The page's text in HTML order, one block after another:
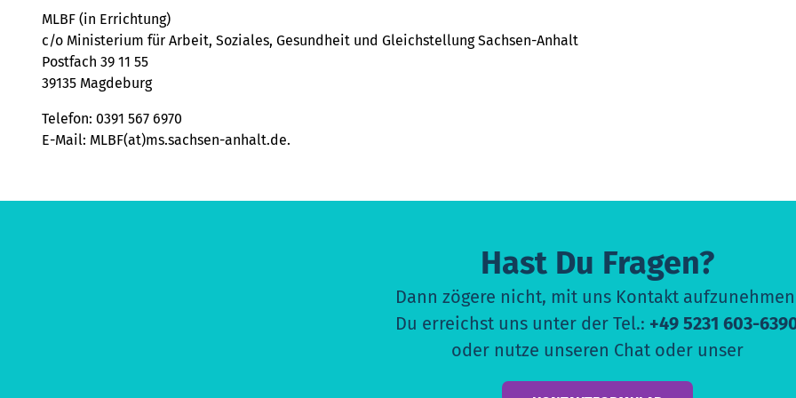
MLBF (in Errichtung)
c/o Ministerium für Arbeit, Soziales, Gesundheit und Gleichstellung Sachsen-Anhalt
Postfach 39 11 55
39135 Magdeburg
Telefon: 0391 567 6970
E-​Mail: MLBF(at)ms.sachsen-​anhalt.de.
Hast Du Fragen?
Dann zögere nicht, mit uns Kontakt
Du erreichst uns unter der Tel.: +49 5231 603-
oder nutze unseren Chat oder unser